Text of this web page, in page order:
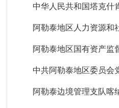
中华人民共和国塔克什
阿勒泰地区人力资源和
阿勒泰地区国有资产监
中共阿勒泰地区委员会
阿勒泰边境管理支队喀